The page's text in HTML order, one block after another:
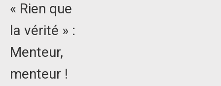
« Rien que
la vérité » :
Menteur,
menteur !